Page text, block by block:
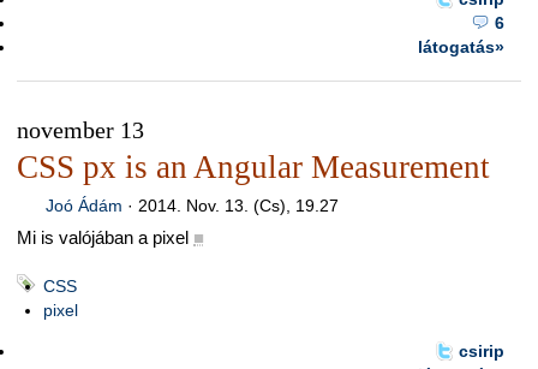
6
látogatás»
november 13
CSS px is an Angular Measurement
Joó Ádám · 2014. Nov. 13. (Cs), 19.27
Mi is valójában a pixel ■
CSS
pixel
csirip